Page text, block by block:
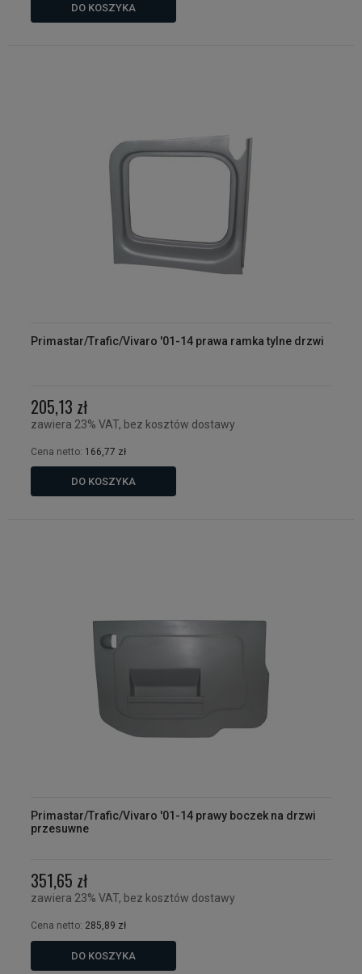
DO KOSZYKA
Primastar/Trafic/Vivaro '01-14 prawa ramka tylne drzwi
205,13 zł
zawiera 23% VAT, bez kosztów dostawy
Cena netto: 166,77 zł
DO KOSZYKA
Primastar/Trafic/Vivaro '01-14 prawy boczek na drzwi
przesuwne
351,65 zł
zawiera 23% VAT, bez kosztów dostawy
Cena netto: 285,89 zł
DO KOSZYKA